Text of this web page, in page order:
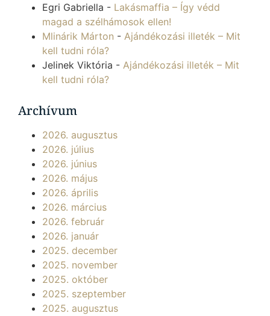
Egri Gabriella - Lakásmaffia – Így védd
magad a szélhámosok ellen!
Mlinárik Márton - Ajándékozási illeték – Mit
kell tudni róla?
Jelinek Viktória - Ajándékozási illeték – Mit
kell tudni róla?
Archívum
2026. augusztus
2026. július
2026. június
2026. május
2026. április
2026. március
2026. február
2026. január
2025. december
2025. november
2025. október
2025. szeptember
2025. augusztus